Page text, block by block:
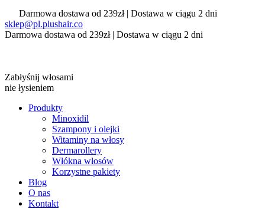
Darmowa dostawa od 239zł | Dostawa w ciągu 2 dni
sklep@pl.plushair.co
Darmowa dostawa od 239zł | Dostawa w ciągu 2 dni
Zabłyśnij włosami
nie łysieniem
Produkty
Minoxidil
Szampony i olejki
Witaminy na włosy
Dermarollery
Włókna włosów
Korzystne pakiety
Blog
O nas
Kontakt